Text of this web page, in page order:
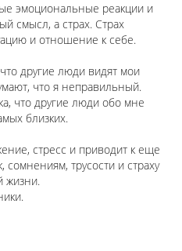
эмоциональные реакции и
смысл, а страх. Страх
и отношение к себе.
другие люди видят мои
что я неправильный.
что другие люди обо мне
близких.
стресс и приводит к еще
трусости и страху
жизни.